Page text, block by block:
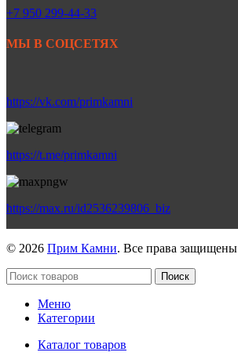
+7 950 299-44-33
МЫ В СОЦСЕТЯХ
https://vk.com/primkamni
https://t.me/primkamni
https://max.ru/id2536239806_biz
© 2026 Прим Камни. Все права защищены
Поиск
Меню
Категории
Каталог товаров